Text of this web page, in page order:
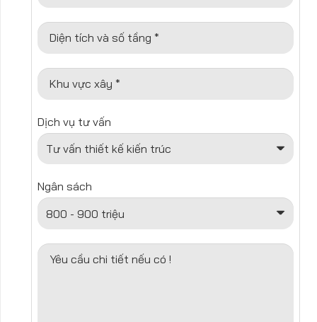
Diện tích và số tầng *
Khu vực xây *
Dịch vụ tư vấn
Ngân sách
Yêu cầu chi tiết nếu có !